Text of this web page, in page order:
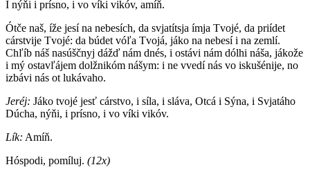
I nýňi i prísno, i vo víki vikóv, amíň.
Ótče naš, íže jesí na nebesích, da svjatítsja ímja Tvojé, da priídet
cárstvije Tvojé: da búdet vóľa Tvojá, jáko na nebesí i na zemlí.
Chľíb náš nasúščnyj dážď nám dnés, i ostávi nám dólhi náša, jákože
i mý ostavľájem dolžnikóm nášym: i ne vvedí nás vo iskušénije, no
izbávi nás ot lukávaho.
Jeréj: Jáko tvojé jesť cárstvo, i síla, i sláva, Otcá i Sýna, i Svjatáho
Dúcha, nýňi, i prísno, i vo víki vikóv.
Lík: Amíň.
Hóspodi, pomíluj. (12x)